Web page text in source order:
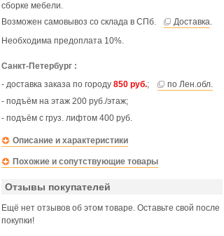
сборке мебели.
Возможен самовывоз со склада в СПб.
Доставка.
Необходима предоплата 10%.
Санкт-Петербург :
- доставка заказа по городу 850 руб.;
по Лен.обл.
- подъём на этаж 200 руб./этаж;
- подъём с груз. лифтом 400 руб.
Описание и характеристики
Похожие и сопутствующие товары
Отзывы покупателей
Ещё нет отзывов об этом товаре. Оставьте свой после
покупки!